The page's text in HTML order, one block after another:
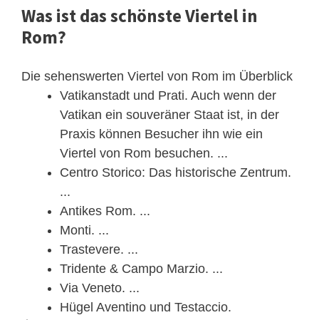
Was ist das schönste Viertel in
Rom?
Die sehenswerten Viertel von Rom im Überblick
Vatikanstadt und Prati. Auch wenn der
Vatikan ein souveräner Staat ist, in der
Praxis können Besucher ihn wie ein
Viertel von Rom besuchen. ...
Centro Storico: Das historische Zentrum.
...
Antikes Rom. ...
Monti. ...
Trastevere. ...
Tridente & Campo Marzio. ...
Via Veneto. ...
Hügel Aventino und Testaccio.